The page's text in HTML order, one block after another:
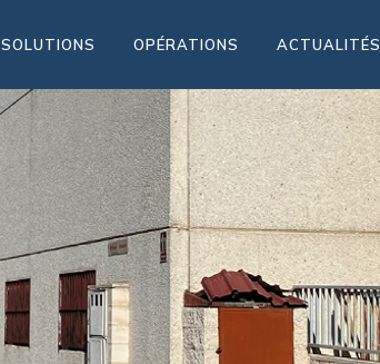
SOLUTIONS OPÉRATIONS ACTUALITÉS